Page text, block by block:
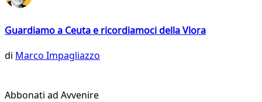
Guardiamo a Ceuta e ricordiamoci della Vlora
di Marco Impagliazzo
Abbonati ad Avvenire